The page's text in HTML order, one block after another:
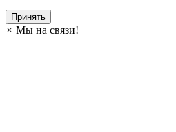
Принять
× Мы на связи!